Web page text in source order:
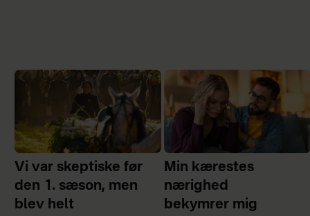
Vi var skeptiske før
den 1. sæson, men
blev helt
Min kærestes
nærighed
bekymrer mig